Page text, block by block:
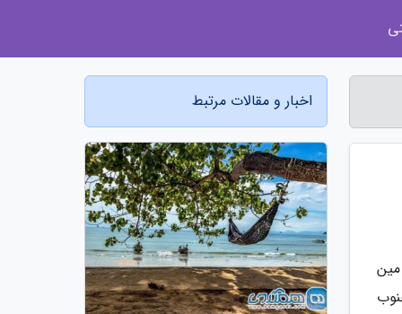
اخبار و مقالات مرتبط